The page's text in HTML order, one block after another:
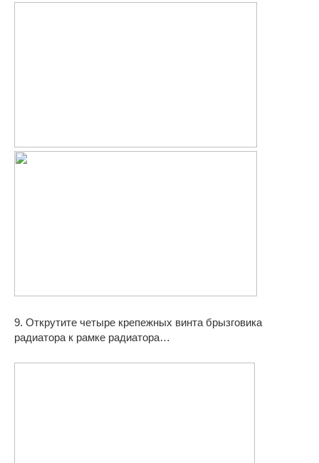
9. Открутите четыре крепежных винта брызговика
радиатора к рамке радиатора…